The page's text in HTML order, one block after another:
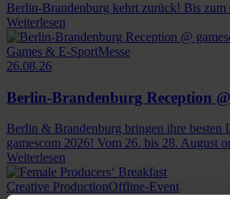
Berlin-Brandenburg kehrt zurück! Bis
Weiterlesen
Games & E-SportMesse
26.08.26
Berlin-Brandenburg Reception
Berlin & Brandenburg bringen ihre besten
gamescom 2026! Vom 26. bis 28. August
Weiterlesen
Creative ProductionOffline-Event